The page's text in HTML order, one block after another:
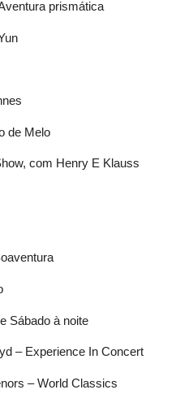
prismática
de Melo
com Henry E Klauss
Sábado à noite
– Experience In Concert
– World Classics